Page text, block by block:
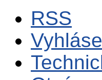
RSS